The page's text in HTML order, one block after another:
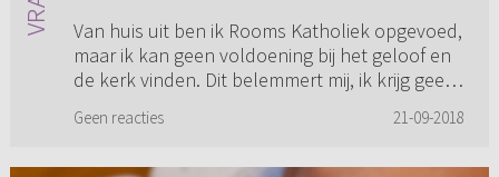
Van huis uit ben ik Rooms Katholiek opgevoed,
maar ik kan geen voldoening bij het geloof en
de kerk vinden. Dit belemmert mij, ik krijg geen
zou ik graag ...
Geen reacties 21-09-2018